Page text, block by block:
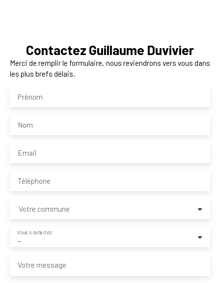
Contactez Guillaume Duvivier
Merci de remplir le formulaire, nous reviendrons vers vous dans
les plus brefs délais.
Prénom
Nom
Email
Téléphone
Votre commune
-
Vous souhaitez
Votre message